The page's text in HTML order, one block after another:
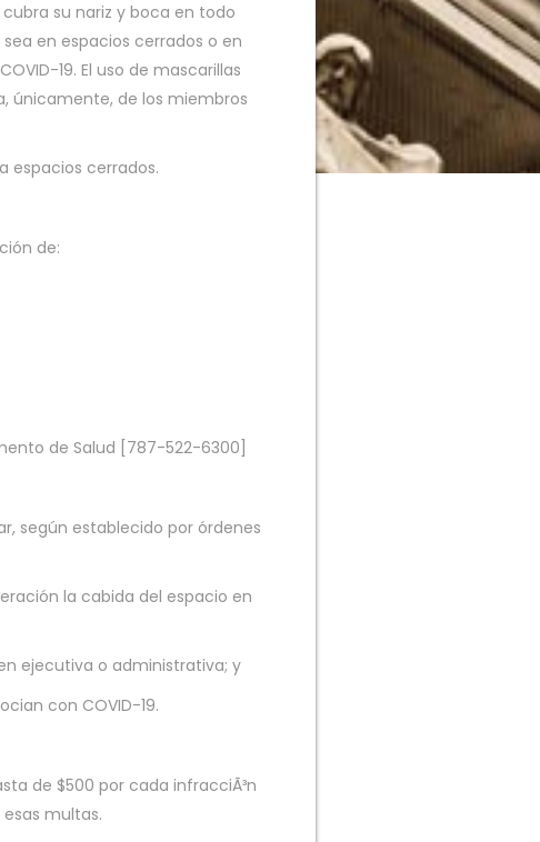
su nariz y boca en todo
en espacios cerrados o en
19. El uso de mascarillas
únicamente, de los miembros
espacios cerrados.
de:
de Salud [787-522-6300]
según establecido por órdenes
la cabida del espacio en
ejecutiva o administrativa; y
con COVID-19.
de $500 por cada infracciÃ³n
multas.